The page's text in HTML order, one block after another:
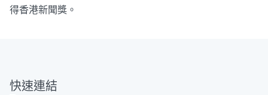
得香港新聞獎。
快速連結